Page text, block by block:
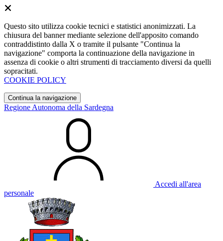
Questo sito utilizza cookie tecnici e statistici anonimizzati. La
chiusura del banner mediante selezione dell'apposito comando
contraddistinto dalla X o tramite il pulsante "Continua la
navigazione" comporta la continuazione della navigazione in
assenza di cookie o altri strumenti di tracciamento diversi da quelli
sopracitati.
COOKIE POLICY
Continua la navigazione
Regione Autonoma della Sardegna
Accedi all'area
personale